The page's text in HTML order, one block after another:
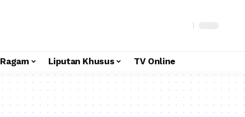
Ragam Liputan Khusus TV Online